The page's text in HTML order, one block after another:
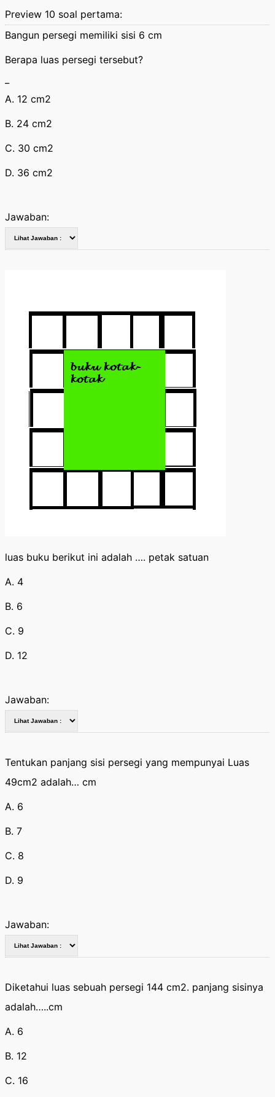
Preview 10 soal pertama:
Bangun persegi memiliki sisi 6 cm
Berapa luas persegi tersebut?
A. 12 cm2
B. 24 cm2
C. 30 cm2
D. 36 cm2
Jawaban:
luas buku berikut ini adalah …. petak satuan
A. 4
B. 6
C. 9
D. 12
Jawaban:
Tentukan panjang sisi persegi yang mempunyai Luas
49cm2 adalah… cm
A. 6
B. 7
C. 8
D. 9
Jawaban:
Diketahui luas sebuah persegi 144 cm2. panjang sisinya
adalah…..cm
A. 6
B. 12
C. 16